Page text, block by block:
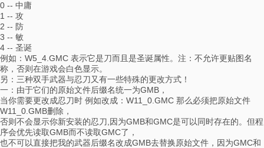
0 -- 中庸
1 -- 攻
2 -- 防
3 -- 敏
4 -- 圣诞
例如：W5_4.GMC 表示它是刀而且是圣诞属性。注：不允许更贴图名
称，否则在游戏会白色显示。
另：三种双手武器与忍刀又有一些特殊的更改方式！
一：由于它们的原始文件后缀名统一为GMB，
当你需要更改成忍刀时 例如改成：W11_0.GMC 那么必须把原始文件
W11_0.GMB删除，
否则不会显示你新安装的忍刀,因为GMB和GMC是可以同时存在的。但程
序会优先读取GMB而不读取GMC了，
也不可以直接把我的武器后缀名改成GMB去替换原始文件，因为GMC和